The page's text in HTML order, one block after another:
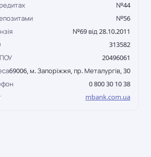
№44
№56
№69 від 28.10.2011
313582
20496061
69006, м. Запоріжжя, пр. Металургів, 30
0 800 30 10 38
mbank.com.ua